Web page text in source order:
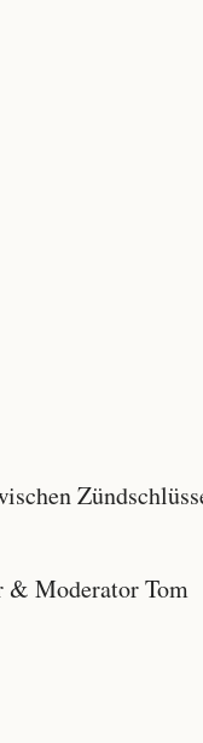
& Moderator Tom